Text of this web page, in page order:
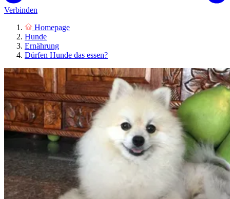
Verbinden
Homepage
Hunde
Ernährung
Dürfen Hunde das essen?